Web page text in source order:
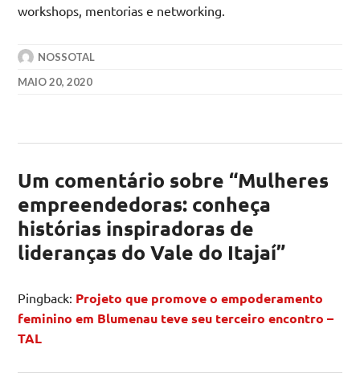
workshops, mentorias e networking.
NOSSOTAL
MAIO 20, 2020
Um comentário sobre “Mulheres
empreendedoras: conheça
histórias inspiradoras de
lideranças do Vale do Itajaí”
Pingback: Projeto que promove o empoderamento
feminino em Blumenau teve seu terceiro encontro –
TAL